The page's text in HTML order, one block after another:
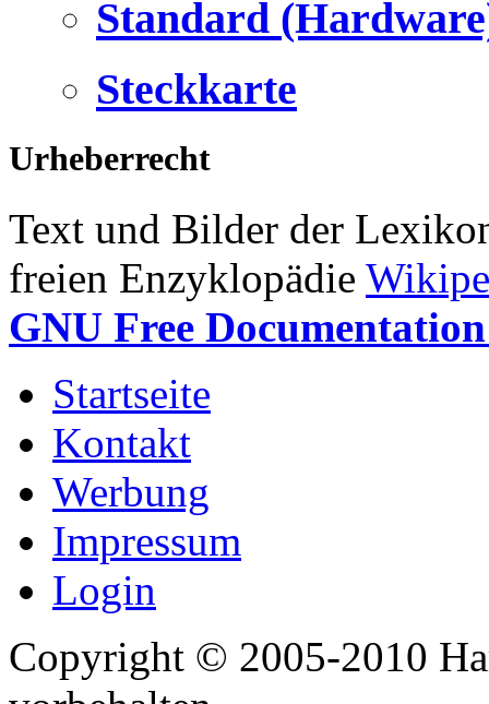
Standard
Steckkarte
Urheberrecht
Text und Bilder der
freien Enzyklopädie
GNU Free
Startseite
Kontakt
Werbung
Impressum
Login
Copyright © 2005-2010